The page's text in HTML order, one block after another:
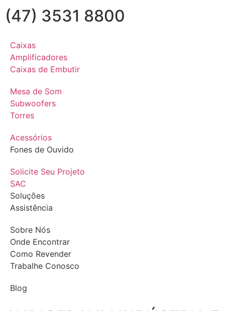
(47) 3531 8800
Caixas
Amplificadores
Caixas de Embutir
Mesa de Som
Subwoofers
Torres
Acessórios
Fones de Ouvido
Solicite Seu Projeto
SAC
Soluções
Assistência
Sobre Nós
Onde Encontrar
Como Revender
Trabalhe Conosco
Blog